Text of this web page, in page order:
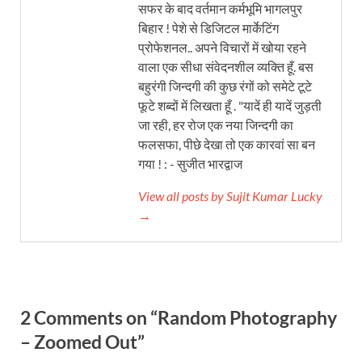
सफर के बाद वर्तमान कर्मभूमि भागलपुर
बिहार ! पेशे से डिजिटल मार्केटिंग
प्रोफेशनल.. अपने विचारों में खोया रहने
वाला एक सीधा संवेदनशील व्यक्ति हूँ. बस
बहुरंगी जिन्दगी की कुछ रंगों को समेटे टूटे
फूटे शब्दों में लिखता हूँ . "यादें ही यादें जुड़ती
जा रही, हर रोज एक नया जिन्दगी का
फलसफा, पीछे देखा तो एक कारवां सा बन
गया ! : - सुजीत भारद्वाज
View all posts by Sujit Kumar Lucky
→
2 Comments on “Random Photography
– Zoomed Out”